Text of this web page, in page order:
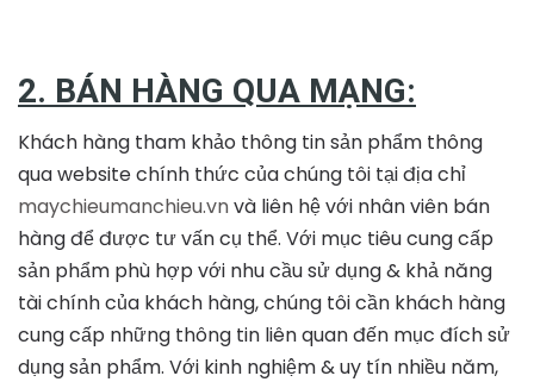
2. BÁN HÀNG QUA MẠNG:
Khách hàng tham khảo thông tin sản phẩm thông
qua website chính thức của chúng tôi tại địa chỉ
maychieumanchieu.vnvà liên hệ với nhân viên bán
hàng để được tư vấn cụ thể. Với mục tiêu cung cấp
sản phẩm phù hợp với nhu cầu sử dụng & khả năng
tài chính của khách hàng, chúng tôi cần khách hàng
cung cấp những thông tin liên quan đến mục đích sử
dụng sản phẩm. Với kinh nghiệm & uy tín nhiều năm,